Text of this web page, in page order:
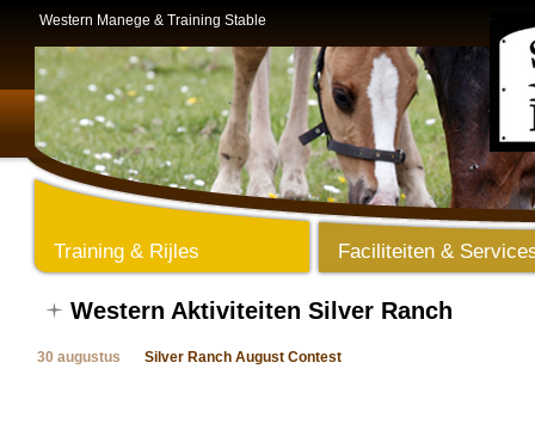
Western Manege & Training Stable
Training & Rijles Faciliteiten &
Western Aktiviteiten Silver Ranch
30 augustus Silver Ranch August Contest